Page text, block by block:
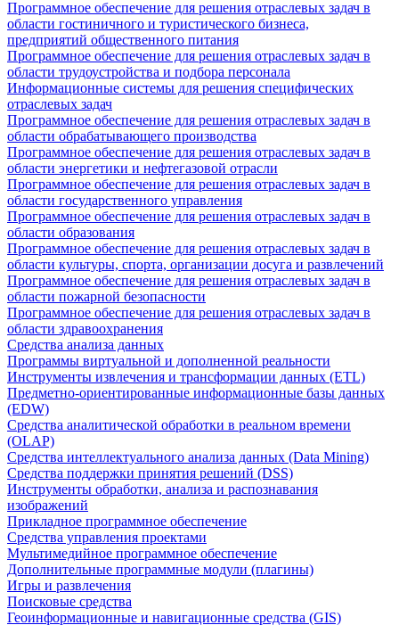
Программное обеспечение для решения отраслевых задач в
области гостиничного и туристического бизнеса,
предприятий общественного питания
Программное обеспечение для решения отраслевых задач в
области трудоустройства и подбора персонала
Информационные системы для решения специфических
отраслевых задач
Программное обеспечение для решения отраслевых задач в
области обрабатывающего производства
Программное обеспечение для решения отраслевых задач в
области энергетики и нефтегазовой отрасли
Программное обеспечение для решения отраслевых задач в
области государственного управления
Программное обеспечение для решения отраслевых задач в
области образования
Программное обеспечение для решения отраслевых задач в
области культуры, спорта, организации досуга и развлечений
Программное обеспечение для решения отраслевых задач в
области пожарной безопасности
Программное обеспечение для решения отраслевых задач в
области здравоохранения
Средства анализа данных
Программы виртуальной и дополненной реальности
Инструменты извлечения и трансформации данных (ETL)
Предметно-ориентированные информационные базы данных
(EDW)
Средства аналитической обработки в реальном времени
(OLAP)
Средства интеллектуального анализа данных (Data Mining)
Средства поддержки принятия решений (DSS)
Инструменты обработки, анализа и распознавания
изображений
Прикладное программное обеспечение
Средства управления проектами
Мультимедийное программное обеспечение
Дополнительные программные модули (плагины)
Игры и развлечения
Поисковые средства
Геоинформационные и навигационные средства (GIS)